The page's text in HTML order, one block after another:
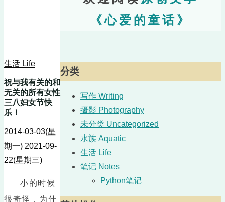
生活 Life
祝与我有关的和
无关的所有女性
三八妇女节快
乐！
2014-03-03(星
期一) 2021-09-
22(星期三)
小的时候
很奇怪，为什
《心爱的童话》
分类
写作 Writing
摄影 Photography
未分类 Uncategorized
水族 Aquatic
生活 Life
笔记 Notes
Python笔记